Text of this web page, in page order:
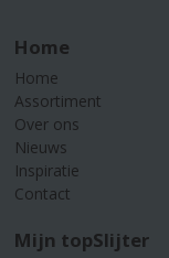
Home
Home
Assortiment
Over ons
Nieuws
Inspiratie
Contact
Mijn topSlijter